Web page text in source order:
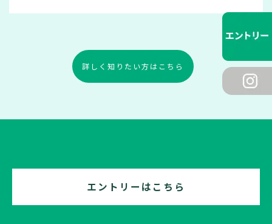
詳しく知りたい方はこちら
エントリーはこちら